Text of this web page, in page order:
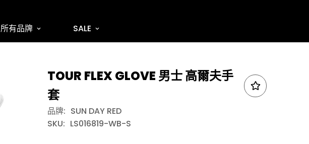
所有品牌 SALE
TOUR FLEX GLOVE 男士 高爾夫手
套
品牌: SUN DAY RED
SKU: LS016819-WB-S